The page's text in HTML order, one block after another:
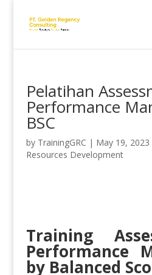
Pelatihan
Performance
BSC
by TrainingGRC | May 19, 2023
Resources Development
Training
Performance
by Balanced